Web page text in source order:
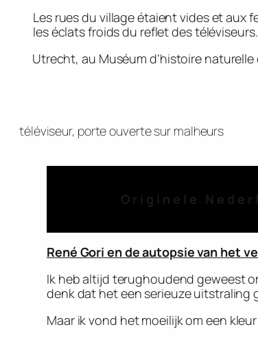
Les rues du village étaient vides et aux
les éclats froids du reflet des téléviseurs.
Utrecht, au Muséum d’histoire
téléviseur, porte ouverte sur malheurs
Originele
René Gori en de autopsie van het
Ik heb altijd terughoudend geweest
denk dat het een serieuze uitstraling
Maar ik vond het moeilijk om een